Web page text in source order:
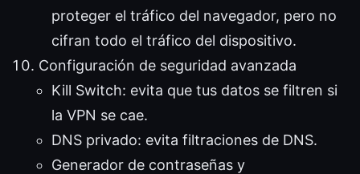
proteger el tráfico del navegador, pero no
cifran todo el tráfico del dispositivo.
Configuración de seguridad avanzada
Kill Switch: evita que tus datos se filtren si
la VPN se cae.
DNS privado: evita filtraciones de DNS.
Generador de contraseñas y